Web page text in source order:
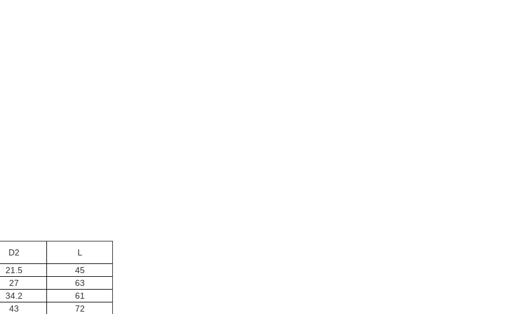
D2
L
21.5
45
27
63
34.2
61
43
72